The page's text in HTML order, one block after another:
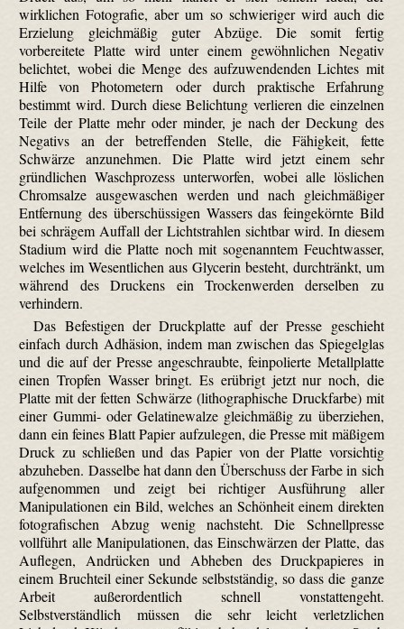
wirklichen Fotografie, aber um so schwieriger wird auch die
Erzielung gleichmäßig guter Abzüge. Die somit fertig
vorbereitete Platte wird unter einem gewöhnlichen Negativ
belichtet, wobei die Menge des aufzuwendenden Lichtes mit
Hilfe von Photometern oder durch praktische Erfahrung
bestimmt wird. Durch diese Belichtung verlieren die einzelnen
Teile der Platte mehr oder minder, je nach der Deckung des
Negativs an der betreffenden Stelle, die Fähigkeit, fette
Schwärze anzunehmen. Die Platte wird jetzt einem sehr
gründlichen Waschprozess unterworfen, wobei alle löslichen
Chromsalze ausgewaschen werden und nach gleichmäßiger
Entfernung des überschüssigen Wassers das feinge­körnte Bild
bei schrägem Auffall der Lichtstrahlen sichtbar wird. In diesem
Stadium wird die Platte noch mit sogenanntem Feucht­wasser,
welches im Wesentlichen aus Glycerin besteht, durchtränkt, um
während des Druckens ein Trockenwerden derselben zu
verhindern.
Das Befestigen der Druckplatte auf der Presse geschieht
einfach durch Adhäsion, indem man zwischen das Spiegelglas
und die auf der Presse angeschraubte, fein­polierte Metallplatte
einen Tropfen Wasser bringt. Es erübrigt jetzt nur noch, die
Platte mit der fetten Schwärze (lithographische Druckfarbe) mit
einer Gummi- oder Gelatine­walze gleichmäßig zu überziehen,
dann ein feines Blatt Papier aufzulegen, die Presse mit mäßigem
Druck zu schließen und das Papier von der Platte vorsichtig
abzuheben. Dasselbe hat dann den Überschuss der Farbe in sich
aufgenommen und zeigt bei richtiger Ausführung aller
Manipulationen ein Bild, welches an Schönheit einem direkten
fotografischen Abzug wenig nachsteht. Die Schnellpresse
vollführt alle Manipulationen, das Einschwärzen der Platte, das
Auflegen, Andrücken und Abheben des Druck­papieres in
einem Bruchteil einer Sekunde selbstständig, so dass die ganze
Arbeit außerordentlich schnell vonstattengeht.
Selbstverständlich müssen die sehr leicht verletzlichen